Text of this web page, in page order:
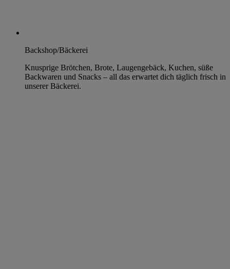
Backshop/Bäckerei
Knusprige Brötchen, Brote, Laugengebäck, Kuchen, süße
Backwaren und Snacks – all das erwartet dich täglich frisch in
unserer Bäckerei.